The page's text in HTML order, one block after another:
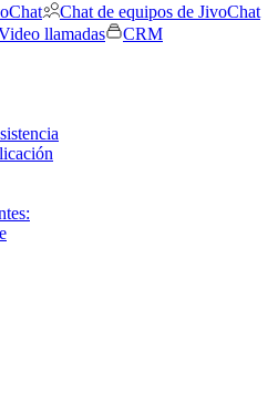
Chat de equipos de JivoChat
llamadas
CRM